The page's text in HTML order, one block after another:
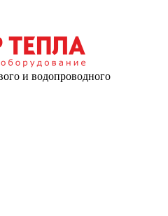
и водопроводного